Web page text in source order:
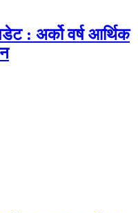
: अर्को वर्ष आर्थिक